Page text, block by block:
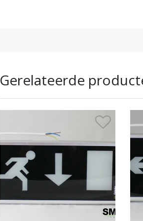
Gerelateerde